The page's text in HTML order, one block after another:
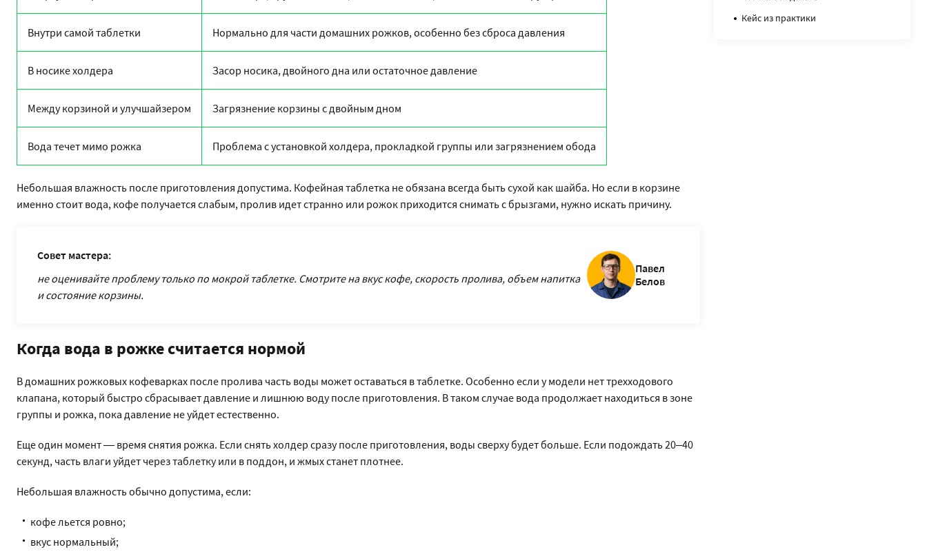
Внутри самой таблетки Нормально для части домашних рожков, особенно без сброса давления
В носике холдера Засор носика, двойного дна или остаточное давление
Между корзиной и улучшайзером Загрязнение корзины с двойным дном
Вода течет мимо рожка Проблема с установкой холдера, прокладкой группы или загрязнением обода
Небольшая влажность после приготовления допустима. Кофейная таблетка не обязана всегда быть сухой как шайба. Но если в корзине
именно стоит вода, кофе получается слабым, пролив идет странно или рожок приходится снимать с брызгами, нужно искать причину.
Совет мастера:
не оценивайте проблему только по мокрой таблетке. Смотрите на вкус кофе, скорость пролива, объем напитка
и состояние корзины.
Павел
Белов
Когда вода в рожке считается нормой
В домашних рожковых кофеварках после пролива часть воды может оставаться в таблетке. Особенно если у модели нет трехходового
клапана, который быстро сбрасывает давление и лишнюю воду после приготовления. В таком случае вода продолжает находиться в зоне
группы и рожка, пока давление не уйдет естественно.
Еще один момент — время снятия рожка. Если снять холдер сразу после приготовления, воды сверху будет больше. Если подождать 20–40
секунд, часть влаги уйдет через таблетку или в поддон, и жмых станет плотнее.
Небольшая влажность обычно допустима, если:
кофе льется ровно;
вкус нормальный;
Кейс из практики